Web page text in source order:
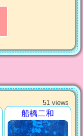
51 views
船橋二和